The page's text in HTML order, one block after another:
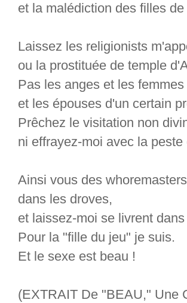
et la malédiction des filles de
Laissez les religionists
ou la prostituée de temple
Pas les anges et les
et les épouses d'un certain
Prêchez le visitation non
ni effrayez-moi avec la peste
Ainsi vous des
dans les droves,
et laissez-moi se livrent
Pour la "fille du jeu" je suis.
Et le sexe est beau !
(EXTRAIT De "BEAU," Une